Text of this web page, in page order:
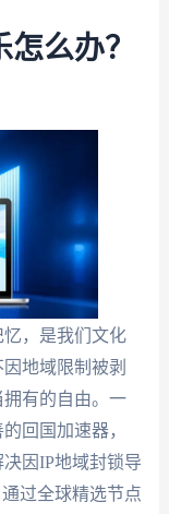
么办？
，是我们文化
地域限制被剥
有的自由。一
回国加速器，
因IP地域封锁导
过全球精选节点